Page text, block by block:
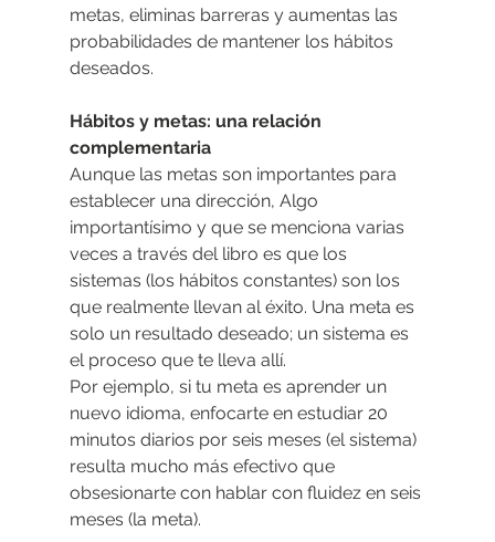
metas, eliminas barreras y aumentas las
probabilidades de mantener los hábitos
deseados.
Hábitos y metas: una relación
complementaria
Aunque las metas son importantes para
establecer una dirección, Algo
importantísimo y que se menciona varias
veces a través del libro es que los
sistemas (los hábitos constantes) son los
que realmente llevan al éxito. Una meta es
solo un resultado deseado; un sistema es
el proceso que te lleva allí.
Por ejemplo, si tu meta es aprender un
nuevo idioma, enfocarte en estudiar 20
minutos diarios por seis meses (el sistema)
resulta mucho más efectivo que
obsesionarte con hablar con fluidez en seis
meses (la meta).